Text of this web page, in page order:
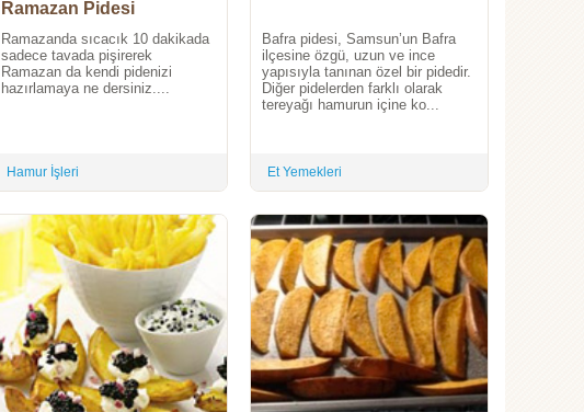
Ramazan Pidesi
Ramazanda sıcacık 10 dakikada
sadece tavada pişirerek
Ramazan da kendi pidenizi
hazırlamaya ne dersiniz....
Hamur İşleri
Bafra pidesi, Samsun’un Bafra
ilçesine özgü, uzun ve ince
yapısıyla tanınan özel bir pidedir.
Diğer pidelerden farklı olarak
tereyağı hamurun içine ko...
Et Yemekleri